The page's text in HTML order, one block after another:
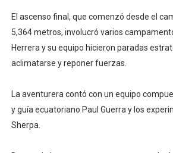
El ascenso final, que comenzó desde el
5,364 metros, involucró varios
Herrera y su equipo hicieron paradas
aclimatarse y reponer fuerzas.
La aventurera contó con un equipo
y guía ecuatoriano Paul Guerra y los
Sherpa.